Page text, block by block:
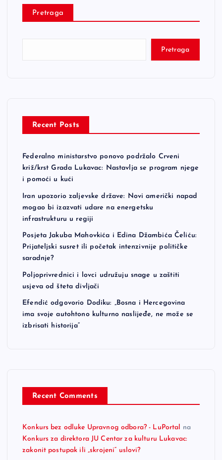
Pretraga
Pretraga
Recent Posts
Federalno ministarstvo ponovo podržalo Crveni
križ/krst Grada Lukavac: Nastavlja se program njege
i pomoći u kući
Iran upozorio zaljevske države: Novi američki napad
mogao bi izazvati udare na energetsku
infrastrukturu u regiji
Posjeta Jakuba Mahovkića i Edina Džambića Čeliću:
Prijateljski susret ili početak intenzivnije političke
saradnje?
Poljoprivrednici i lovci udružuju snage u zaštiti
usjeva od šteta divljači
Efendić odgovorio Dodiku: „Bosna i Hercegovina
ima svoje autohtono kulturno naslijeđe, ne može se
izbrisati historija“
Recent Comments
Konkurs bez odluke Upravnog odbora? - LuPortal na
Konkurs za direktora JU Centar za kulturu Lukavac:
zakonit postupak ili „skrojeni“ uslovi?